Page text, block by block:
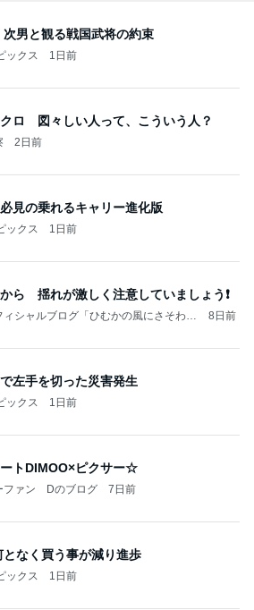
次男と観る戦国武将の約束
ックス 1日前
ロ 図々しい人って、こういう人？
2日前
見の乗れるキャリー進化版
ックス 1日前
ら 揺れが激しく注意していましょう❗️
ィシャルブログ「ひむかの風にさそわれ
8日前
左手を切った災害発生
ックス 1日前
トDIMOO×ピクサー☆
ファン Dのブログ 7日前
となく買う事が減り進歩
ックス 1日前